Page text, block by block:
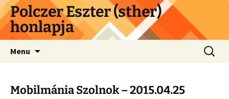
Skip
to
content
Polczer Eszter (sther)
honlapja
Menu
Search
for:
Mobilmánia Szolnok – 2015.04.25